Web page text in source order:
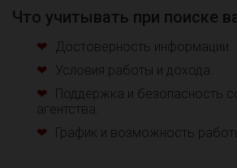
Что учитывать при поиске
Достоверность информации.
Условия работы и дохода.
Поддержка и безопасность
агентства.
График и возможность